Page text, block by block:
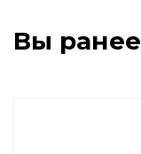
Вы